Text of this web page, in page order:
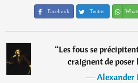
Facebook Twitter
“Les fous se
craignent de poser
―Alexander